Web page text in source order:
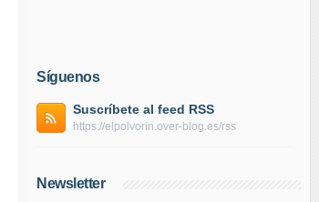
Síguenos
Suscríbete al feed RSS
https://elpolvorin.over-blog.es/rss
Newsletter